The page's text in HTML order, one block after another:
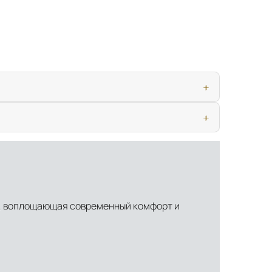
воплощающая современный комфорт и